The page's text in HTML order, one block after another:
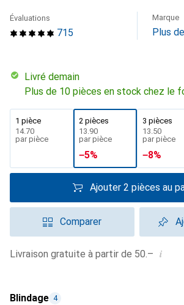
715
Évaluations Marque
Plus
Livré demain
Plus de 10 pièces en stock chez le
1 pièce
CHF
14.70
par pièce
2 pièces
CHF
13.90
par pièce
−5%
3 pièces
CHF
13.50
par pièce
−8%
Ajouter 2 pièces au
Comparer
Livraison gratuite à partir de 50.– i
Blindage 4